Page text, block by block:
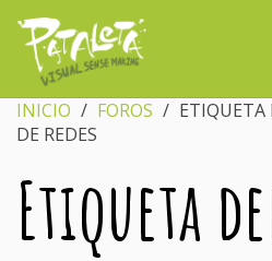
INICIO FOROS
ETIQUETA
DE REDES
Etiqueta